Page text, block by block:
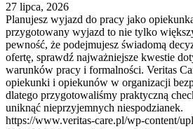
27 lipca, 2026
Planujesz wyjazd do pracy jako
przygotowany wyjazd to nie tylko
pewność, że podejmujesz świadomą
ofertę, sprawdź najważniejsze kwestie
warunków pracy i formalności. Veritas
opiekunki i opiekunów w organizacji
dlatego przygotowaliśmy praktyczną
uniknąć nieprzyjemnych niespodzianek.
https://www.veritas-care.pl/wp-content/